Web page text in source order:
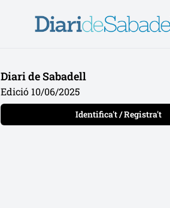
Diari de Sabadell
Edició 10/06/2025
Identifica't / Registra't